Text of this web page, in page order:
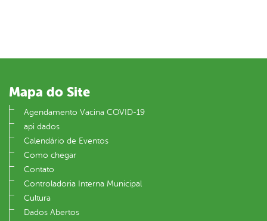
Mapa do Site
Agendamento Vacina COVID-19
api dados
Calendário de Eventos
Como chegar
Contato
Controladoria Interna Municipal
Cultura
Dados Abertos